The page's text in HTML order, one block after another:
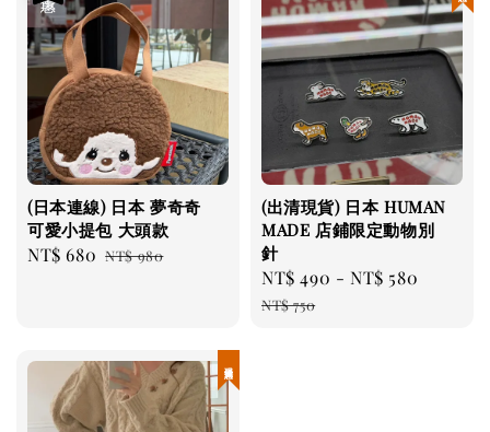
(日本連線) 日本 夢奇奇
可愛小提包 大頭款
Sale
NT$ 680 Regular
NT$ 980
(出清現貨) 日本 HUMAN
MADE 店鋪限定動物別
針
Sale
price
NT$ 490 -NT$ 580
NT$ 750